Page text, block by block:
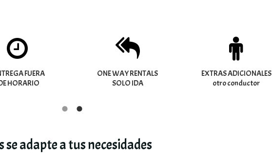
FUERA
HORARIO
ONE WAY RENTALS
SOLO IDA
EXTRAS ADICIONALES
otro conductor
se adapte a tus necesidades